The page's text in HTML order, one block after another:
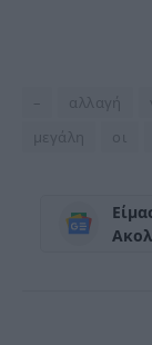
αλλαγή
μεγάλη
οι